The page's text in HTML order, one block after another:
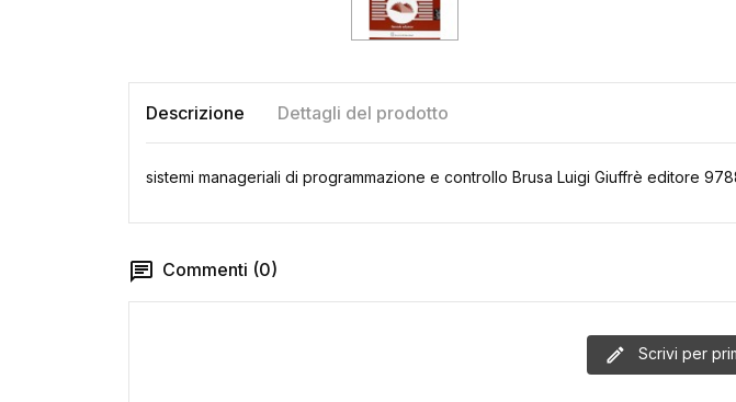
Descrizione Dettagli del prodotto
sistemi manageriali di programmazione e controllo Brusa Luigi Giuffrè editore
Commenti (0)
Scrivi per